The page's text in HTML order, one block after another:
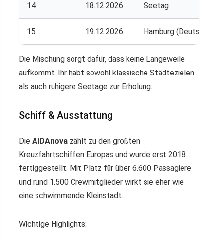
14 18.12.2026 Seetag
15 19.12.2026 Hamburg
Die Mischung sorgt dafür, dass keine Langeweile
aufkommt. Ihr habt sowohl klassische Städtezielen
als auch ruhigere Seetage zur Erholung.
Schiff & Ausstattung
Die AIDAnova zählt zu den größten
Kreuzfahrtschiffen Europas und wurde erst 2018
fertiggestellt. Mit Platz für über 6.600 Passagiere
und rund 1.500 Crewmitglieder wirkt sie eher wie
eine schwimmende Kleinstadt.
Wichtige Highlights: